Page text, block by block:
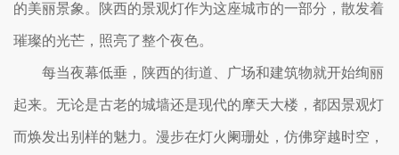
的美丽景象。陕西的景观灯作为这座城市的一部分，散发着
璀璨的光芒，照亮了整个夜色。
每当夜幕低垂，陕西的街道、广场和建筑物就开始绚丽
起来。无论是古老的城墙还是现代的摩天大楼，都因景观灯
而焕发出别样的魅力。漫步在灯火阑珊处，仿佛穿越时空，